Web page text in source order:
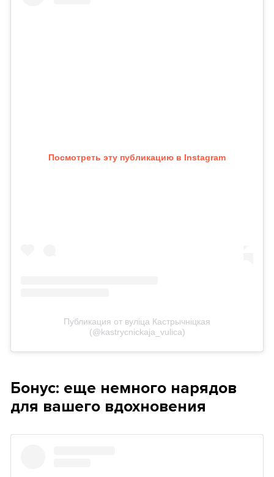
Посмотреть эту публикацию в Instagram
Публикация от вулiца Кастрычніцкая
(@kastrycnickaja_vulica)
Бонус: еще немного нарядов
для вашего вдохновения